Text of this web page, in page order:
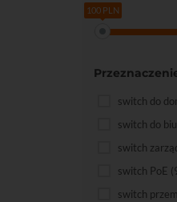
100 PLN
switch do
switch do
switch
switch PoE
switch